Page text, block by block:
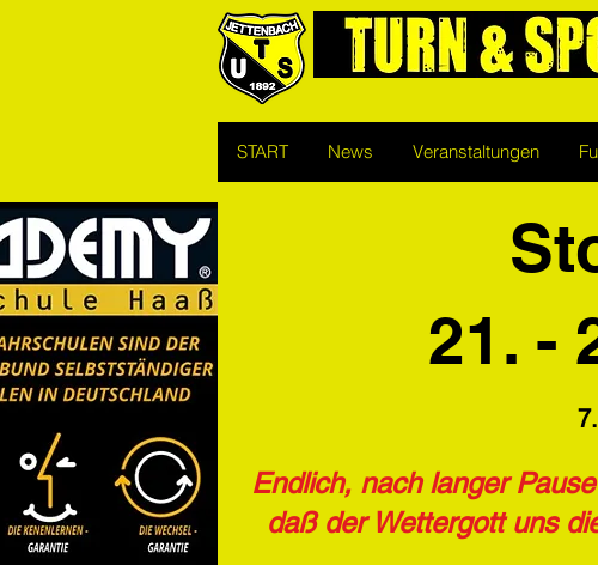
START News Veranstaltungen
21. -
Endlich, nach langer
daß der Wettergott uns